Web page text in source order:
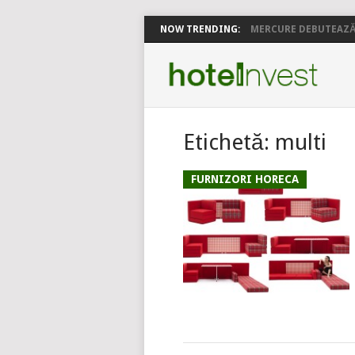
NOW TRENDING: MERCURE
Etichetă: multi
FURNIZORI HORECA